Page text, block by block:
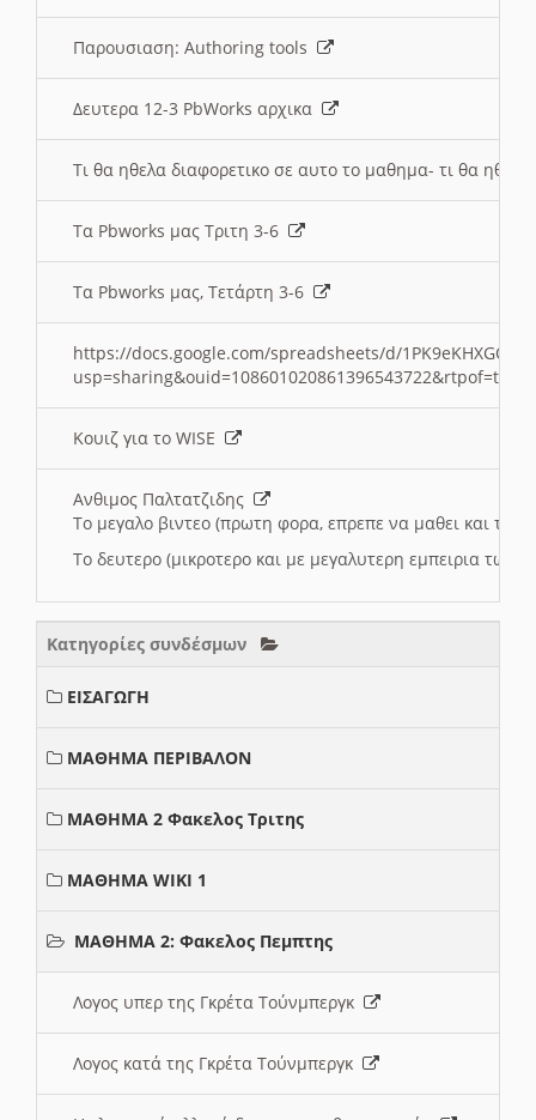
Παρουσιαση: Authoring tools
Δευτερα 12-3 PbWorks αρχικα
Τι θα ηθελα διαφορετικο σε αυτο το μαθημα- τι θα
Τα Pbworks μας Τριτη 3-6
Τα Pbworks μας, Τετάρτη 3-6
https://docs.google.com/spreadsheets/d/
Κουιζ για το WISE
Ανθιμος Παλτατζιδης
Το μεγαλο βιντεο (πρωτη φορα, επρεπε να μαθει και το
Το δευτερο (μικροτερο και με μεγαλυτερη εμπειρια
Κατηγορίες συνδέσμων
ΕΙΣΑΓΩΓΗ
ΜΑΘΗΜΑ ΠΕΡΙΒΑΛΟΝ
ΜΑΘΗΜΑ 2 Φακελος Τριτης
ΜΑΘΗΜΑ WIKI 1
ΜΑΘΗΜΑ 2: Φακελος Πεμπτης
Λογος υπερ της Γκρέτα Τούνμπεργκ
Λογος κατά της Γκρέτα Τούνμπεργκ